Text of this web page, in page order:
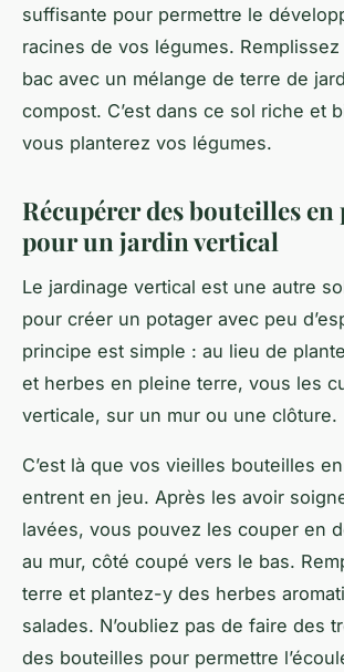
suffisante pour permettre le
racines de vos légumes.
bac avec un mélange de terre de
compost. C’est dans ce sol riche et
vous planterez vos légumes.
Récupérer des bouteilles
pour un jardin vertical
Le jardinage vertical est une autre
pour créer un potager avec peu
principe est simple : au lieu de
et herbes en pleine terre, vous les
verticale, sur un mur ou une clôture.
C’est là que vos vieilles bouteilles
entrent en jeu. Après les avoir
lavées, vous pouvez les couper en
au mur, côté coupé vers le bas.
terre et plantez-y des herbes
salades. N’oubliez pas de faire des
des bouteilles pour permettre